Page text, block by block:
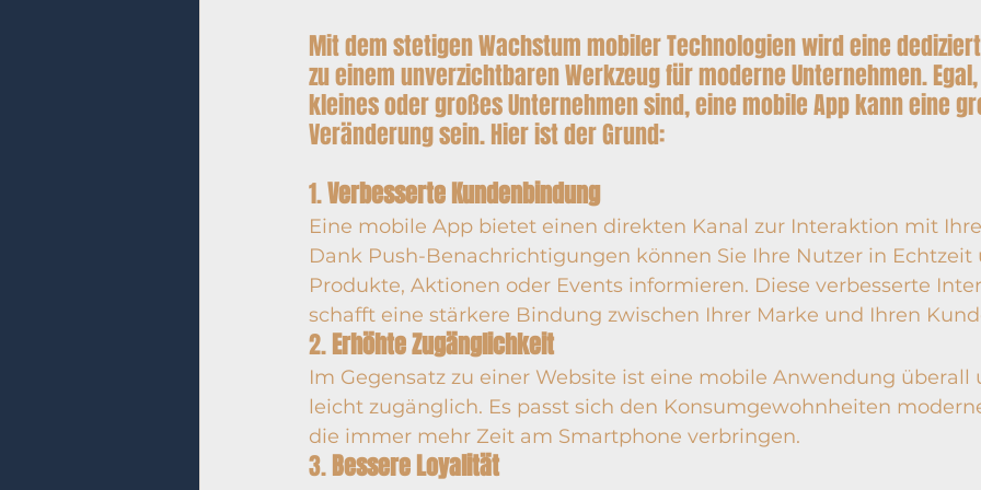
Mit dem stetigen Wachstum mobiler Technologien wird eine
zu einem unverzichtbaren Werkzeug für moderne Unternehmen.
kleines oder großes Unternehmen sind, eine mobile App kann eine
Veränderung sein. Hier ist der Grund:
1. Verbesserte Kundenbindung
Eine mobile App bietet einen direkten Kanal zur Interaktion mit
Dank Push-Benachrichtigungen können Sie Ihre Nutzer in
Produkte, Aktionen oder Events informieren. Diese verbesserte
schafft eine stärkere Bindung zwischen Ihrer Marke und Ihren
2. Erhöhte Zugänglichkeit
Im Gegensatz zu einer Website ist eine mobile Anwendung
leicht zugänglich. Es passt sich den Konsumgewohnheiten
die immer mehr Zeit am Smartphone verbringen.
3. Bessere Loyalität